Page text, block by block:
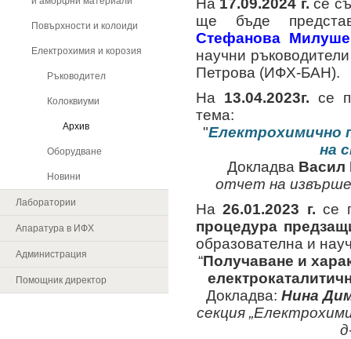
Повърхности и колоиди
Електрохимия и корозия
Ръководител
Колоквиуми
Архив
Оборудване
Новини
Лаборатории
Апаратура в ИФХ
Администрация
Помощник директор
На 17.09.2024 г.се
ще бъде
Стефанова
научни
Петрова (ИФХ-БАН).
На 13.04.2023г. се
тема:
"Електрохимично
на
Докладва Васил
отчет на
На 26.01.2023 г. се
процедура
образователна и
“Получаване и
Докладва: Нина
секция